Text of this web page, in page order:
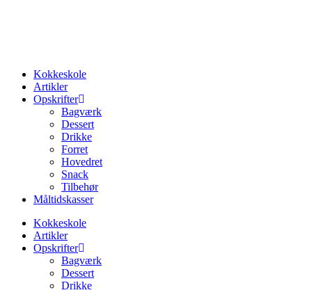
Kokkeskole
Artikler
Opskrifter
Bagværk
Dessert
Drikke
Forret
Hovedret
Snack
Tilbehør
Måltidskasser
Kokkeskole
Artikler
Opskrifter
Bagværk
Dessert
Drikke